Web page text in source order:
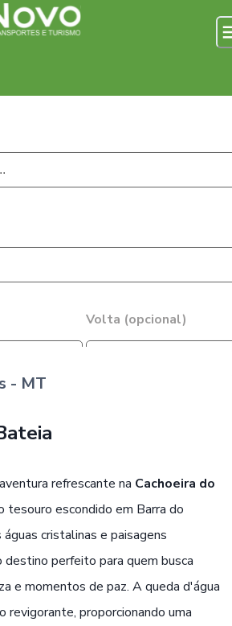
Volta (opcional)
- MT
refrescante na Cachoeira do
tesouro escondido em Barra do
águas cristalinas e paisagens
perfeito para quem busca
e momentos de paz. A queda d'água
revigorante, proporcionando uma